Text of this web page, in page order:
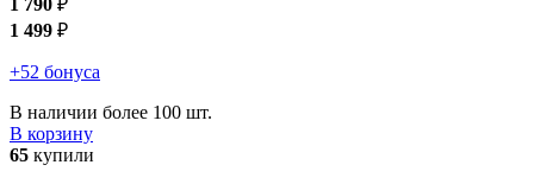
1 499 ₽
+52 бонуса
В наличии более 100 шт.
В корзину
65 купили